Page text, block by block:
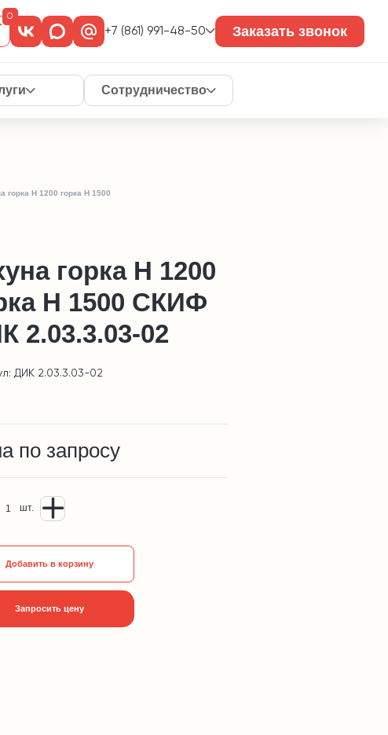
0
+7 (861) 991-48-50 Заказать звонок
Сотрудничество
горка Н 1200 горка Н 1500
горка Н 1200
Н 1500 СКИФ
2.03.3.03-02
ДИК 2.03.3.03-02
по запросу
шт.
Добавить в корзину
Запросить цену